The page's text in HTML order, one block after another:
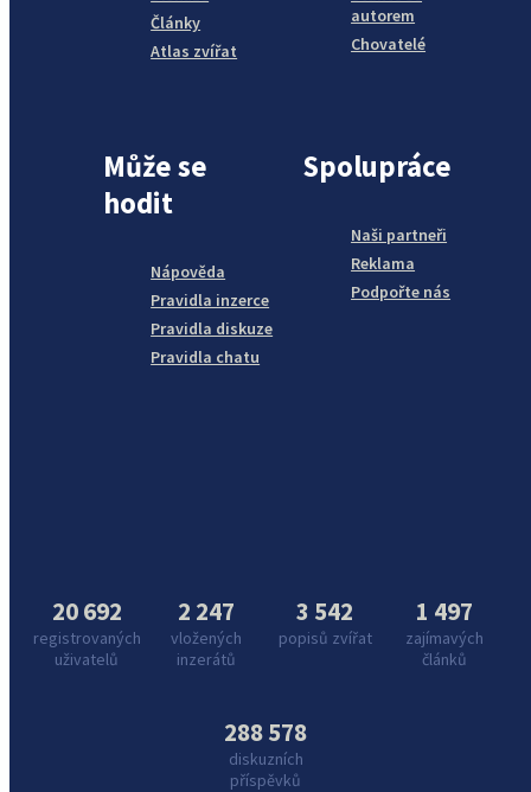
Články
Atlas zvířat
autorem
Chovatelé
Může se
hodit
Nápověda
Pravidla inzerce
Pravidla diskuze
Pravidla chatu
Spolupráce
Naši partneři
Reklama
Podpořte nás
20 692
registrovaných
uživatelů
2 247
vložených
inzerátů
3 542
popisů zvířat
1 497
zajímavých
článků
288 578
diskuzních
příspěvků